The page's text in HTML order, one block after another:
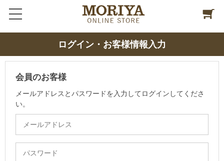
ログイン・お客様情報入力
会員のお客様
メールアドレスとパスワードを入力してログインしてくださ
い。